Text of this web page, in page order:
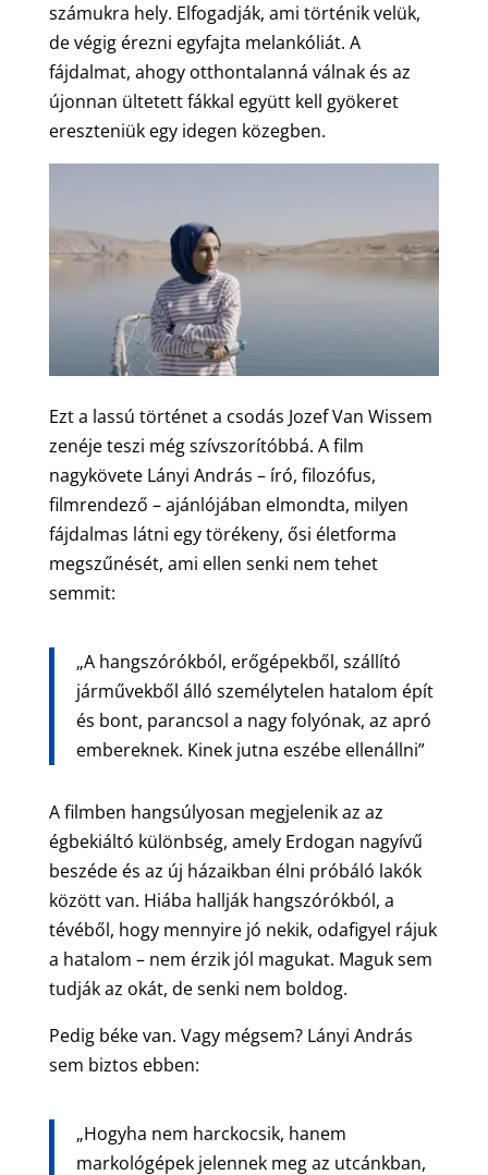
számukra hely. Elfogadják, ami történik velük,
de végig érezni egyfajta melankóliát. A
fájdalmat, ahogy otthontalanná válnak és az
újonnan ültetett fákkal együtt kell gyökeret
ereszteniük egy idegen közegben.
Ezt a lassú történet a csodás Jozef Van Wissem
zenéje teszi még szívszorítóbbá. A film
nagykövete Lányi András – író, filozófus,
filmrendező – ajánlójában elmondta, milyen
fájdalmas látni egy törékeny, ősi életforma
megszűnését, ami ellen senki nem tehet
semmit:
„A hangszórókból, erőgépekből, szállító
járművekből álló személytelen hatalom épít
és bont, parancsol a nagy folyónak, az apró
embereknek. Kinek jutna eszébe ellenállni”
A filmben hangsúlyosan megjelenik az az
égbekiáltó különbség, amely Erdogan nagyívű
beszéde és az új házaikban élni próbáló lakók
között van. Hiába hallják hangszórókból, a
tévéből, hogy mennyire jó nekik, odafigyel rájuk
a hatalom – nem érzik jól magukat. Maguk sem
tudják az okát, de senki nem boldog.
Pedig béke van. Vagy mégsem? Lányi András
sem biztos ebben:
„Hogyha nem harckocsik, hanem
markológépek jelennek meg az utcánkban,